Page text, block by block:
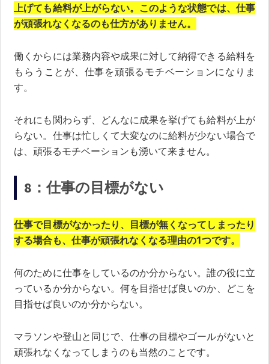
上げても給料が上がらない。このような状態では、仕事
が頑張れなくなるのも仕方がありません。
働くからには業務内容や成果に対して納得できる給料を
もらうことが、仕事を頑張るモチベーションになりま
す。
それにも関わらず、どんなに成果を挙げても給料が上が
らない。仕事は忙しくて大変なのに給料が少ない場合で
は、頑張るモチベーションも湧いて来ません。
8：仕事の目標がない
仕事で目標がなかったり、目標が無くなってしまったり
する場合も、仕事が頑張れなくなる理由の1つです。
何のために仕事をしているのか分からない。誰の役に立
っているか分からない。何を目指せば良いのか、どこを
目指せば良いのか分からない。
マラソンや登山と同じで、仕事の目標やゴールがないと
頑張れなくなってしまうのも当然のことです。